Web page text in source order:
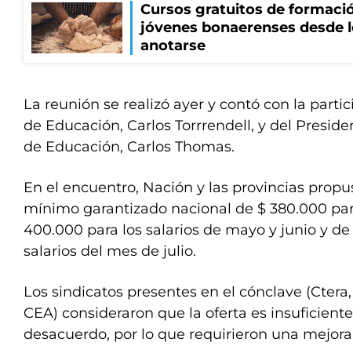
Cursos gratuitos de
jóvenes bonaerenses desde
anotarse
La reunión se realizó ayer y contó con la
de Educación, Carlos Torrrendell, y del
de Educación, Carlos Thomas.
En el encuentro, Nación y las provincias
mínimo garantizado nacional de $ 380.000
400.000 para los salarios de mayo y junio y
salarios del mes de julio.
Los sindicatos presentes en el cónclave
CEA) consideraron que la oferta es
desacuerdo, por lo que requirieron una